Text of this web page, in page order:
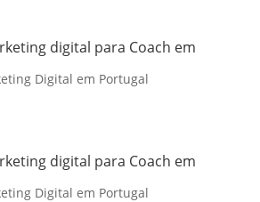
digital para Coach em
Digital em Portugal
digital para Coach em
Digital em Portugal